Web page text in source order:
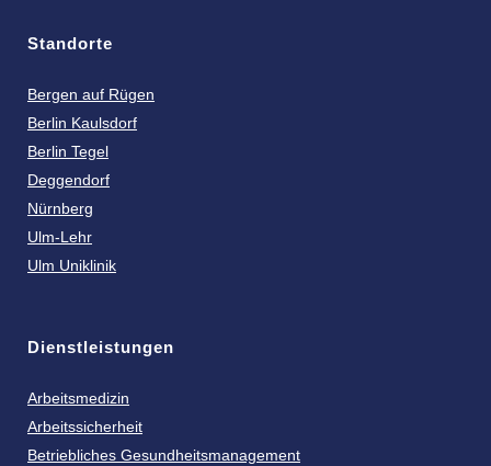
Standorte
Bergen auf Rügen
Berlin Kaulsdorf
Berlin Tegel
Deggendorf
Nürnberg
Ulm-Lehr
Ulm Uniklinik
Dienstleistungen
Arbeitsmedizin
Arbeitssicherheit
Betriebliches Gesundheitsmanagement